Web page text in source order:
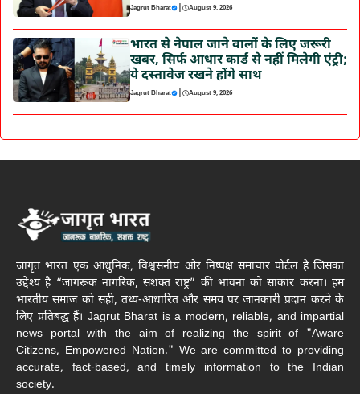
Jagrut Bharat | August 9, 2026
भारत से नेपाल जाने वालों के लिए जरूरी
खबर, सिर्फ आधार कार्ड से नहीं मिलेगी एंट्री;
ये दस्तावेज रखने होंगे साथ
Jagrut Bharat | August 9, 2026
जागृत भारत एक आधुनिक, विश्वसनीय और निष्पक्ष समाचार पोर्टल है जिसका
उद्देश्य है “जागरूक नागरिक, सशक्त राष्ट्र” की भावना को साकार करना। हम
भारतीय समाज को सही, तथ्य-आधारित और समय पर जानकारी प्रदान करने के
लिए प्रतिबद्ध हैं। Jagrut Bharat is a modern, reliable, and impartial
news portal with the aim of realizing the spirit of "Aware
Citizens, Empowered Nation." We are committed to providing
accurate, fact-based, and timely information to the Indian
society.